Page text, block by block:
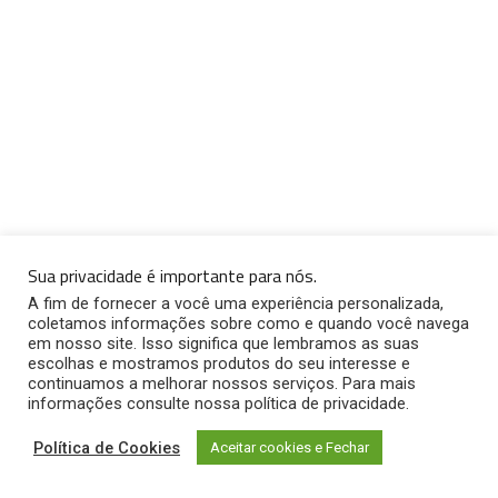
Sua privacidade é importante para nós.
A fim de fornecer a você uma experiência personalizada,
coletamos informações sobre como e quando você navega
em nosso site. Isso significa que lembramos as suas
escolhas e mostramos produtos do seu interesse e
continuamos a melhorar nossos serviços. Para mais
informações consulte nossa política de privacidade.
Política de Cookies Aceitar cookies e Fechar